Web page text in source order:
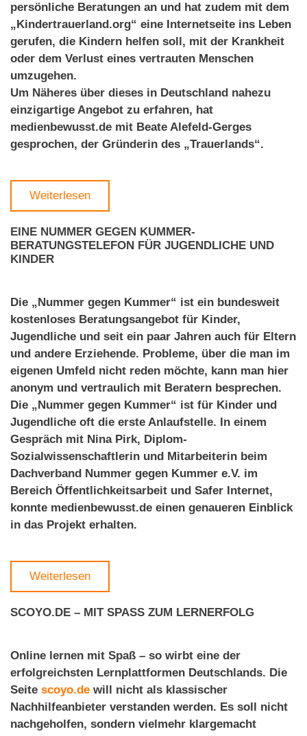
persönliche Beratungen an und hat zudem mit dem
„Kindertrauerland.org“ eine Internetseite ins Leben
gerufen, die Kindern helfen soll, mit der Krankheit
oder dem Verlust eines vertrauten Menschen
umzugehen.
Um Näheres über dieses in Deutschland nahezu
einzigartige Angebot zu erfahren, hat
medienbewusst.de mit Beate Alefeld-Gerges
gesprochen, der Gründerin des „Trauerlands“.
Weiterlesen
EINE NUMMER GEGEN KUMMER-
BERATUNGSTELEFON FÜR JUGENDLICHE UND
KINDER
Die „Nummer gegen Kummer“ ist ein bundesweit
kostenloses Beratungsangebot für Kinder,
Jugendliche und seit ein paar Jahren auch für Eltern
und andere Erziehende. Probleme, über die man im
eigenen Umfeld nicht reden möchte, kann man hier
anonym und vertraulich mit Beratern besprechen.
Die „Nummer gegen Kummer“ ist für Kinder und
Jugendliche oft die erste Anlaufstelle. In einem
Gespräch mit Nina Pirk, Diplom-
Sozialwissenschaftlerin und Mitarbeiterin beim
Dachverband Nummer gegen Kummer e.V. im
Bereich Öffentlichkeitsarbeit und Safer Internet,
konnte medienbewusst.de einen genaueren Einblick
in das Projekt erhalten.
Weiterlesen
SCOYO.DE – MIT SPASS ZUM LERNERFOLG
Online lernen mit Spaß – so wirbt eine der
erfolgreichsten Lernplattformen Deutschlands. Die
Seite scoyo.de will nicht als klassischer
Nachhilfeanbieter verstanden werden. Es soll nicht
nachgeholfen, sondern vielmehr klargemacht